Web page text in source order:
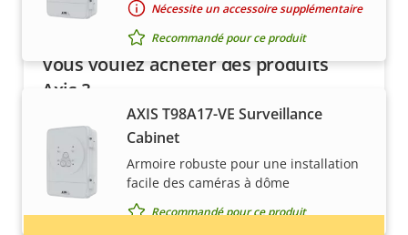
Nécessite un accessoire supplémentaire
Recommandé pour ce produit
AXIS T98A17-VE Surveillance
Cabinet
Armoire robuste pour une installation
facile des caméras à dôme
Recommandé pour ce produit
Vous voulez acheter des produits
Axis ?
Trouvez des revendeurs, des intégrateurs
système et des installateurs de produits et de
systèmes Axis.